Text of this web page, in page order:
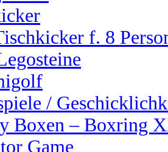
f. 8
/
Boxen – Boxring
Game